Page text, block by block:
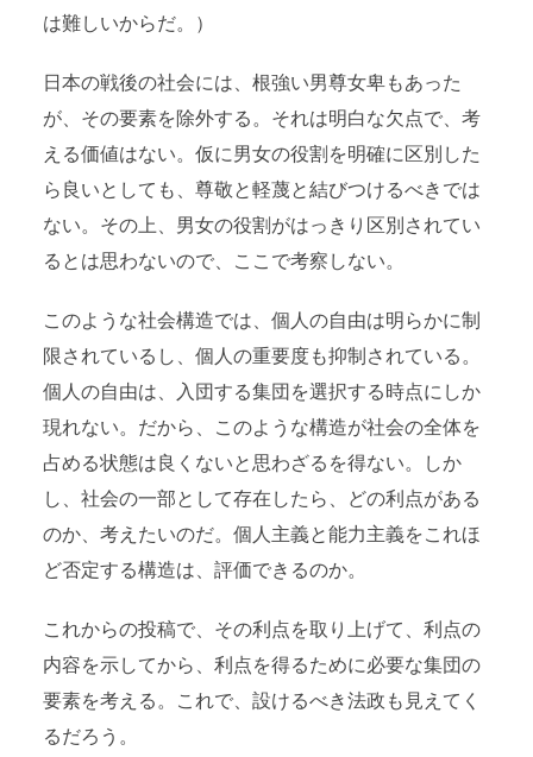
は難しいからだ。）
日本の戦後の社会には、根強い男尊女卑もあった
が、その要素を除外する。それは明白な欠点で、考
える価値はない。仮に男女の役割を明確に区別した
ら良いとしても、尊敬と軽蔑と結びつけるべきでは
ない。その上、男女の役割がはっきり区別されてい
るとは思わないので、ここで考察しない。
このような社会構造では、個人の自由は明らかに制
限されているし、個人の重要度も抑制されている。
個人の自由は、入団する集団を選択する時点にしか
現れない。だから、このような構造が社会の全体を
占める状態は良くないと思わざるを得ない。しか
し、社会の一部として存在したら、どの利点がある
のか、考えたいのだ。個人主義と能力主義をこれほ
ど否定する構造は、評価できるのか。
これからの投稿で、その利点を取り上げて、利点の
内容を示してから、利点を得るために必要な集団の
要素を考える。これで、設けるべき法政も見えてく
るだろう。